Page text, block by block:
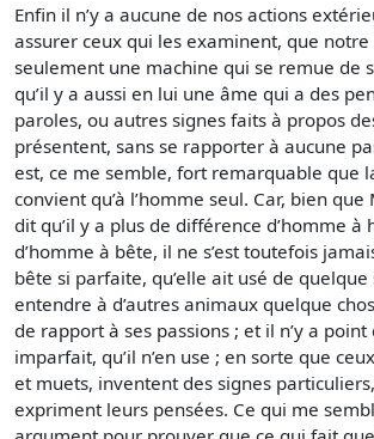
Enfin il n’y a aucune de nos actions
assurer ceux qui les examinent, que notre
seulement une machine qui se remue de
qu’il y a aussi en lui une âme qui a des
paroles, ou autres signes faits à propos
présentent, sans se rapporter à aucune
est, ce me semble, fort remarquable que
convient qu’à l’homme seul. Car, bien
dit qu’il y a plus de différence d’homme à
d’homme à bête, il ne s’est toutefois
bête si parfaite, qu’elle ait usé de
entendre à d’autres animaux quelque
de rapport à ses passions ; et il n’y a point
imparfait, qu’il n’en use ; en sorte que
et muets, inventent des signes
expriment leurs pensées. Ce qui me